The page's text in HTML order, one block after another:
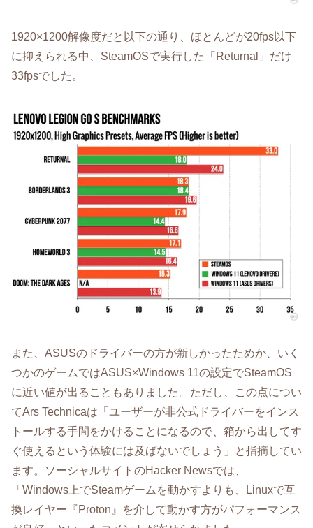
1920×1200解像度だと以下の通り、ほとんどが20fps以下
に抑えられる中、SteamOSで実行した「Returnal」だけ
33fpsでした。
また、ASUSのドライバーの方が新しかったためか、いく
つかのゲームではASUS×Windows 11の設定でSteamOS
に近い値が出ることもありました。ただし、この点につい
てArs Technicaは「ユーザーが非公式ドライバーをインス
トールする手間をかけることになるので、箱から出してす
ぐ使えるという体験には及ばないでしょう」と指摘してい
ます。ソーシャルサイトのHacker Newsでは、
「Windows上でSteamゲームを動かすよりも、Linuxで互
換レイヤー『Proton』を介して動かす方がパフォーマンス